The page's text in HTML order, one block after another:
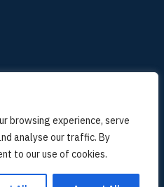
browsing experience, serve
analyse our traffic. By
to our use of cookies.